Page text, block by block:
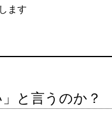
ます
と言うのか？